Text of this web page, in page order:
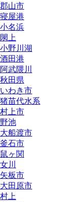
郡山市
寝屋港
小名浜
閖上
小野川湖
酒田港
阿武隈川
秋田県
いわき市
猪苗代水系
村上市
野池
大船渡市
釜石市
鼠ヶ関
女川
矢板市
大田原市
村上